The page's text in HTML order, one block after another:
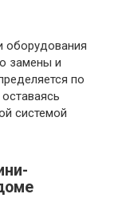
оборудования
замены и
по
системой